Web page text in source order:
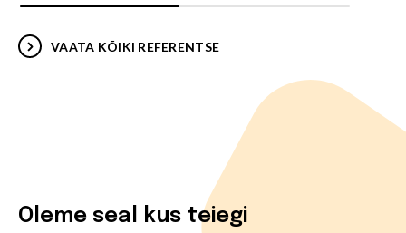
VAATA KÕIKI REFERENTSE
Oleme seal kus teiegi